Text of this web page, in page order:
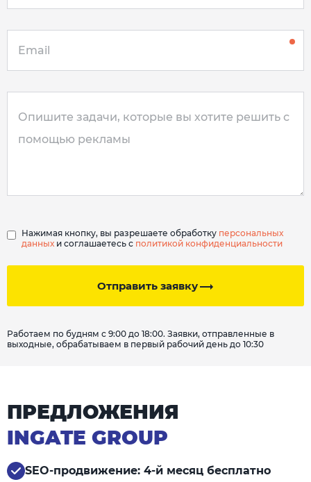
Отправить заявку
Нажимая кнопку, вы разрешаете обработку персональных
данных и соглашаетесь с политикой конфиденциальности
Работаем по будням с 9:00 до 18:00. Заявки, отправленные в
выходные, обрабатываем в первый рабочий день до 10:30
ПРЕДЛОЖЕНИЯ
INGATE GROUP
SEO-продвижение: 4-й месяц бесплатно